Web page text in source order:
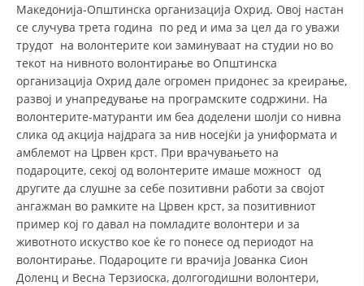
СТАТУТ НА ЦКРМ
ОРГАНИЗАЦИЈА И РАЗВОЈ
СОБРАНИЕ
СТРУКТУРА И ОРГАНИЗАЦИОНА ПОСТАВЕНОСТ
ДИСЕМИНАЦИЈА
MЕЃУНАРОДНО ХУМАНИТАРНО ПРАВО
Македонија-Општинска организација Охрид. Овој настан
се случува трета година по ред и има за цел да го уважи
трудот на волонтерите кои заминуваат на студии но во
текот на нивното волонтирање во Општинска
организација Охрид дале огромен придонес за креирање,
развој и унапредување на програмските содржини. На
волонтерите-матуранти им беа доделени шолји со нивна
слика од акција најдрага за нив носејќи ја униформата и
амблемот на Црвен крст. При врачувањето на
подароците, секој од волонтерите имаше можност од
другите да слушне за себе позитивни работи за својот
ангажман во рамките на Црвен крст, за позитивниот
пример кој го давал на помладите волонтери и за
животното искуство кое ќе го понесе од периодот на
волонтирање. Подароците ги врачија Јованка Сион
Доленц и Весна Терзиоска, долгогодишни волонтери,